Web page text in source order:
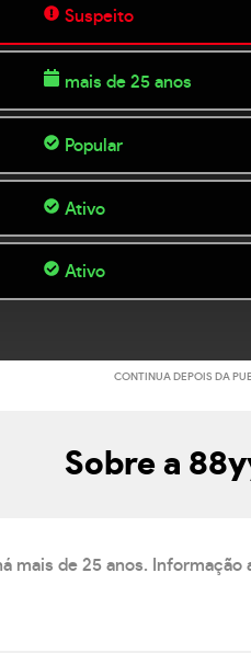
Suspeito
mais de 25 anos
Popular
Ativo
Ativo
CONTINUA DEPOIS DA
Sobre a
mais de 25 anos.